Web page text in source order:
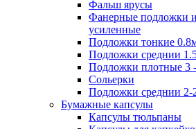
Фальш ярусы
Фанерные подложки
усиленные
Подложки тонкие
Подложки среднии
Подложки плотные 3
Сольерки
Подложки среднии 2-
Бумажные капсулы
Капсулы тюльпаны